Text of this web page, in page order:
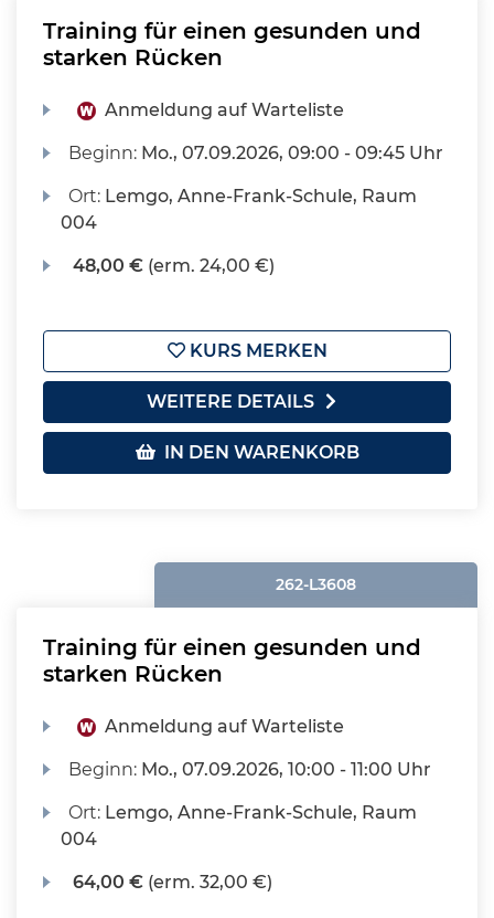
Training für einen gesunden und
starken Rücken
Anmeldung auf Warteliste
Beginn: Mo., 07.09.2026, 09:00 - 09:45 Uhr
Ort: Lemgo, Anne-Frank-Schule, Raum
004
48,00 € (erm. 24,00 €)
KURS MERKEN
WEITERE DETAILS
IN DEN WARENKORB
262-L3608
Training für einen gesunden und
starken Rücken
Anmeldung auf Warteliste
Beginn: Mo., 07.09.2026, 10:00 - 11:00 Uhr
Ort: Lemgo, Anne-Frank-Schule, Raum
004
64,00 € (erm. 32,00 €)